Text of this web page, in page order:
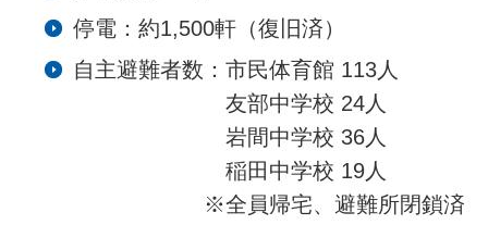
停電：約1,500軒（復旧済）
自主避難者数：市民体育館 113人
友部中学校 24人
岩間中学校 36人
稲田中学校 19人
※全員帰宅、避難所閉鎖済